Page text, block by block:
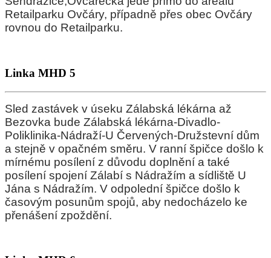
Retailparku Ovčáry, případně přes obec Ovčáry
rovnou do Retailparku.
Linka MHD 5
Sled zastávek v úseku Zálabská lékárna až
Bezovka bude Zálabská lékárna-Divadlo-
Poliklinika-Nádraží-U Červených-Družstevní dům
a stejně v opačném směru. V ranní špičce došlo k
mírnému posílení z důvodu doplnění a také
posílení spojení Zálabí s Nádražím a sídliště U
Jána s Nádražím. V odpolední špičce došlo k
časovým posunům spojů, aby nedocházelo ke
přenášení zpoždění.